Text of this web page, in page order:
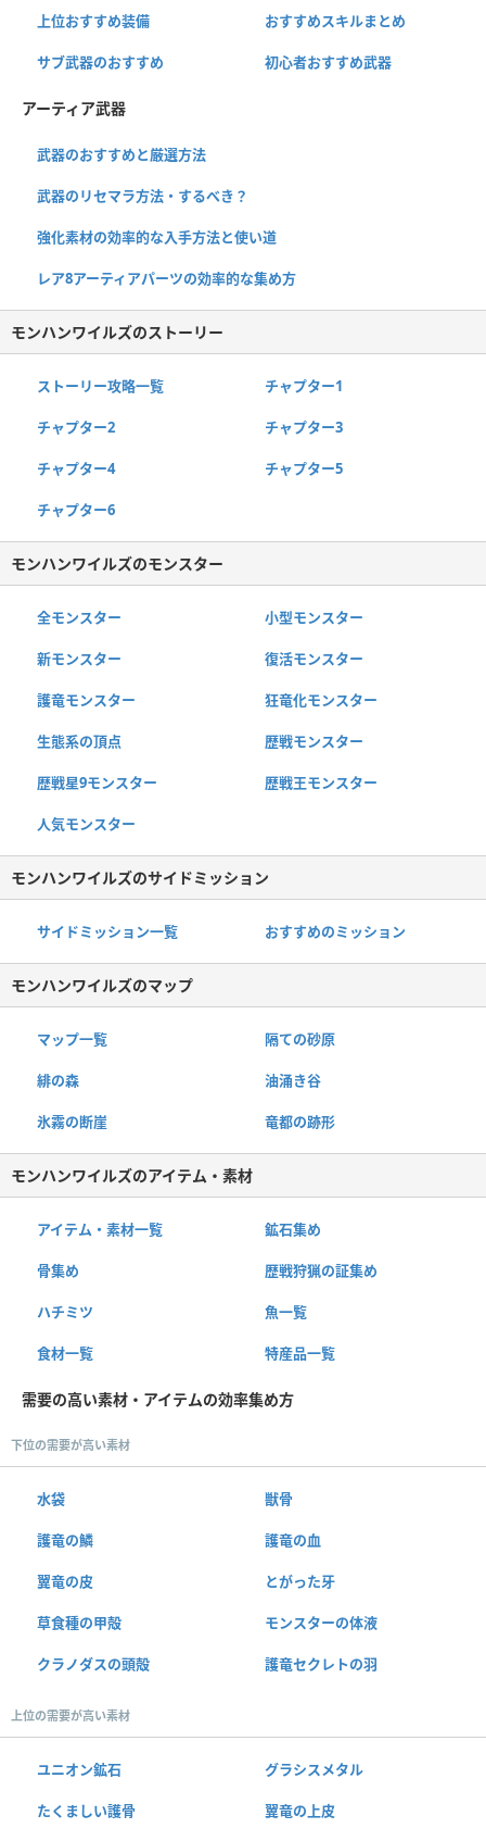
上位おすすめ装備 おすすめスキルまとめ
サブ武器のおすすめ 初心者おすすめ武器
アーティア武器
武器のおすすめと厳選方法
武器のリセマラ方法・するべき？
強化素材の効率的な入手方法と使い道
レア8アーティアパーツの効率的な集め方
モンハンワイルズのストーリー
ストーリー攻略一覧 チャプター1
チャプター2 チャプター3
チャプター4 チャプター5
チャプター6
モンハンワイルズのモンスター
全モンスター 小型モンスター
新モンスター 復活モンスター
護竜モンスター 狂竜化モンスター
生態系の頂点 歴戦モンスター
歴戦星9モンスター 歴戦王モンスター
人気モンスター
モンハンワイルズのサイドミッション
サイドミッション一覧 おすすめのミッション
モンハンワイルズのマップ
マップ一覧 隔ての砂原
緋の森 油涌き谷
氷霧の断崖 竜都の跡形
モンハンワイルズのアイテム・素材
アイテム・素材一覧 鉱石集め
骨集め 歴戦狩猟の証集め
ハチミツ 魚一覧
食材一覧 特産品一覧
需要の高い素材・アイテムの効率集め方
下位の需要が高い素材
水袋 獣骨
護竜の鱗 護竜の血
翼竜の皮 とがった牙
草食種の甲殻 モンスターの体液
クラノダスの頭殻 護竜セクレトの羽
上位の需要が高い素材
ユニオン鉱石 グラシスメタル
たくましい護骨 翼竜の上皮